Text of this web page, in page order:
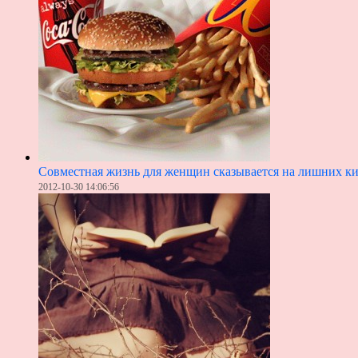
Совместная жизнь для женщин сказывается на лишних
2012-10-30 14:06:56